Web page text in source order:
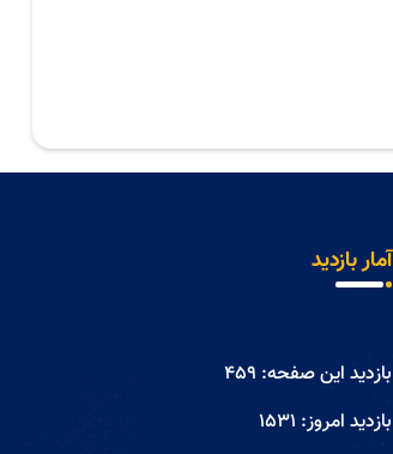
آمار بازدید
بازدید این صفحه: 459
بازدید امروز: 1531